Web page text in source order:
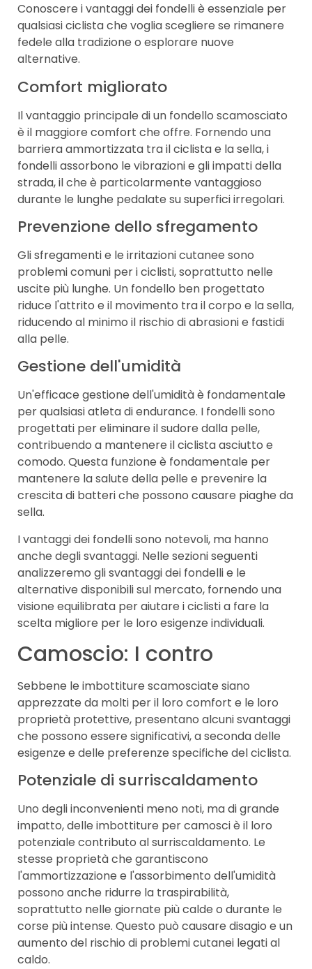
Conoscere i vantaggi dei fondelli è essenziale per
qualsiasi ciclista che voglia scegliere se rimanere
fedele alla tradizione o esplorare nuove
alternative.
Comfort migliorato
Il vantaggio principale di un fondello scamosciato
è il maggiore comfort che offre. Fornendo una
barriera ammortizzata tra il ciclista e la sella, i
fondelli assorbono le vibrazioni e gli impatti della
strada, il che è particolarmente vantaggioso
durante le lunghe pedalate su superfici irregolari.
Prevenzione dello sfregamento
Gli sfregamenti e le irritazioni cutanee sono
problemi comuni per i ciclisti, soprattutto nelle
uscite più lunghe. Un fondello ben progettato
riduce l'attrito e il movimento tra il corpo e la sella,
riducendo al minimo il rischio di abrasioni e fastidi
alla pelle.
Gestione dell'umidità
Un'efficace gestione dell'umidità è fondamentale
per qualsiasi atleta di endurance. I fondelli sono
progettati per eliminare il sudore dalla pelle,
contribuendo a mantenere il ciclista asciutto e
comodo. Questa funzione è fondamentale per
mantenere la salute della pelle e prevenire la
crescita di batteri che possono causare piaghe da
sella.
I vantaggi dei fondelli sono notevoli, ma hanno
anche degli svantaggi. Nelle sezioni seguenti
analizzeremo gli svantaggi dei fondelli e le
alternative disponibili sul mercato, fornendo una
visione equilibrata per aiutare i ciclisti a fare la
scelta migliore per le loro esigenze individuali.
Camoscio: I contro
Sebbene le imbottiture scamosciate siano
apprezzate da molti per il loro comfort e le loro
proprietà protettive, presentano alcuni svantaggi
che possono essere significativi, a seconda delle
esigenze e delle preferenze specifiche del ciclista.
Potenziale di surriscaldamento
Uno degli inconvenienti meno noti, ma di grande
impatto, delle imbottiture per camosci è il loro
potenziale contributo al surriscaldamento. Le
stesse proprietà che garantiscono
l'ammortizzazione e l'assorbimento dell'umidità
possono anche ridurre la traspirabilità,
soprattutto nelle giornate più calde o durante le
corse più intense. Questo può causare disagio e un
aumento del rischio di problemi cutanei legati al
caldo.